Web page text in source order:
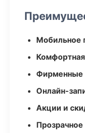
Мобильное
Фирменные
Онлайн-
Акции и